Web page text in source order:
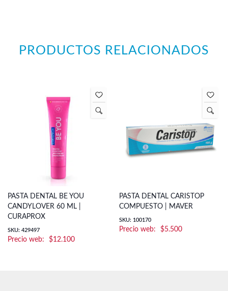
PRODUCTOS RELACIONADOS
PASTA DENTAL BE YOU
CANDYLOVER 60 ML |
CURAPROX
SKU: 429497
$12.100
PASTA DENTAL CARISTOP
COMPUESTO | MAVER
SKU: 100170
$5.500